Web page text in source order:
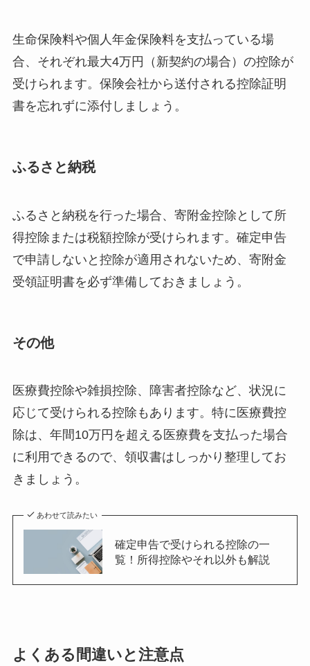
生命保険料や個人年金保険料を支払っている場
合、それぞれ最大4万円（新契約の場合）の控除が
受けられます。保険会社から送付される控除証明
書を忘れずに添付しましょう。
ふるさと納税
ふるさと納税を行った場合、寄附金控除として所
得控除または税額控除が受けられます。確定申告
で申請しないと控除が適用されないため、寄附金
受領証明書を必ず準備しておきましょう。
その他
医療費控除や雑損控除、障害者控除など、状況に
応じて受けられる控除もあります。特に医療費控
除は、年間10万円を超える医療費を支払った場合
に利用できるので、領収書はしっかり整理してお
きましょう。
あわせて読みたい
確定申告で受けられる控除の一
覧！所得控除やそれ以外も解説
よくある間違いと注意点